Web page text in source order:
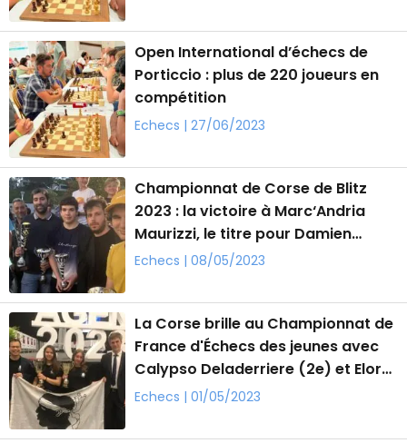
Open International d’échecs de
Porticcio : plus de 220 joueurs en
compétition
Echecs | 27/06/2023
Championnat de Corse de Blitz
2023 : la victoire à Marc‘Andria
Maurizzi, le titre pour Damien
Stubbe
Echecs | 08/05/2023
La Corse brille au Championnat de
France d'Échecs des jeunes avec
Calypso Deladerriere (2e) et Elora
Micheli (3e)
Echecs | 01/05/2023